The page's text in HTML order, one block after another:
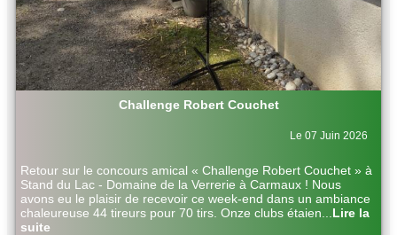
Challenge Robert Couchet
Le 07 Juin 2026
Retour sur le concours amical « Challenge Robert Couchet » à
Stand du Lac - Domaine de la Verrerie à Carmaux ! Nous
avons eu le plaisir de recevoir ce week-end dans un ambiance
chaleureuse 44 tireurs pour 70 tirs. Onze clubs étaien
Lire la
suite